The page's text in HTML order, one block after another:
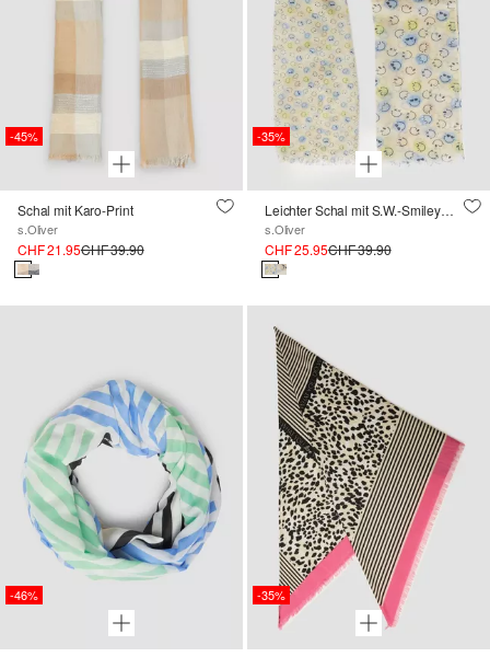
-45%
Schal mit Karo-Print
s.Oliver
CHF 21.95CHF 39.90
-35%
Leichter Schal mit S.W.-Smiley®-Print
s.Oliver
CHF 25.95CHF 39.90
-46% -35%